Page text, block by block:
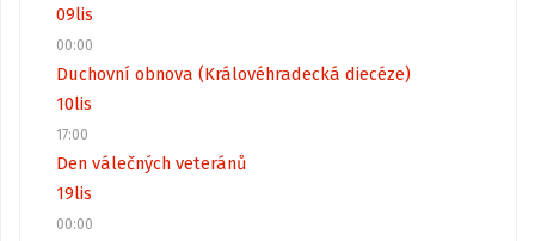
09lis
00:00
Duchovní obnova (Královéhradecká diecéze)
10lis
17:00
Den válečných veteránů
19lis
00:00